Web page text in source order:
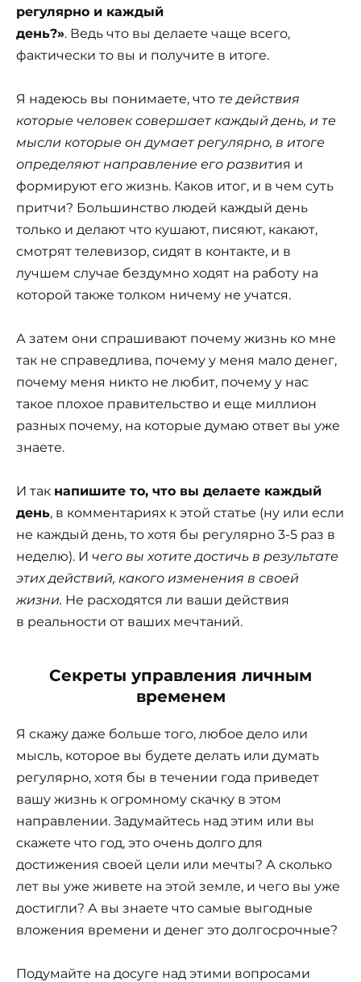
регулярно и каждый
день?». Ведь что вы делаете чаще всего,
фактически то вы и получите в итоге.
Я надеюсь вы понимаете, что те действия
которые человек совершает каждый день, и те
мысли которые он думает регулярно, в итоге
определяют направление его развития и
формируют его жизнь. Каков итог, и в чем суть
притчи? Большинство людей каждый день
только и делают что кушают, писяют, какают,
смотрят телевизор, сидят в контакте, и в
лучшем случае бездумно ходят на работу на
которой также толком ничему не учатся.
А затем они спрашивают почему жизнь ко мне
так не справедлива, почему у меня мало денег,
почему меня никто не любит, почему у нас
такое плохое правительство и еще миллион
разных почему, на которые думаю ответ вы уже
знаете.
И так напишите то, что вы делаете каждый
день, в комментариях к этой статье (ну или если
не каждый день, то хотя бы регулярно 3-5 раз в
неделю). И чего вы хотите достичь в результате
этих действий, какого изменения в своей
жизни. Не расходятся ли ваши действия
в реальности от ваших мечтаний.
Секреты управления личным
временем
Я скажу даже больше того, любое дело или
мысль, которое вы будете делать или думать
регулярно, хотя бы в течении года приведет
вашу жизнь к огромному скачку в этом
направлении. Задумайтесь над этим или вы
скажете что год, это очень долго для
достижения своей цели или мечты? А сколько
лет вы уже живете на этой земле, и чего вы уже
достигли? А вы знаете что самые выгодные
вложения времени и денег это долгосрочные?
Подумайте на досуге над этими вопросами